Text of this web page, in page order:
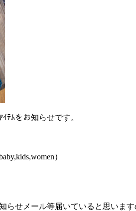
ﾃﾑをお知らせです。
）
らせメール等届いていると思います